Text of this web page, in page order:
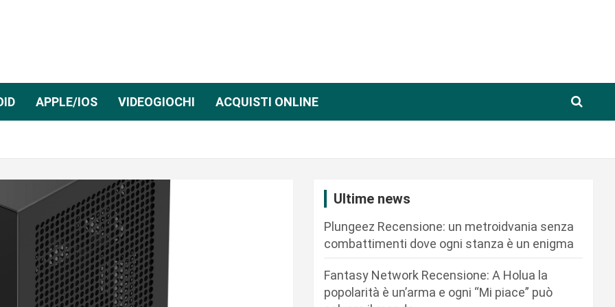
APPLE/IOS VIDEOGIOCHI ACQUISTI ONLINE
Ultime news
Plungeez Recensione: un metroidvania senza
combattimenti dove ogni stanza è un enigma
Fantasy Network Recensione: A Holua la
popolarità è un’arma e ogni “Mi piace” può